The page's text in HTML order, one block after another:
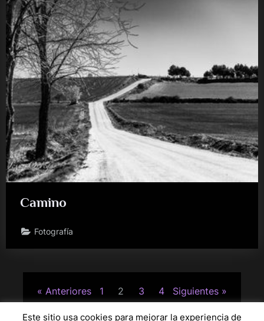
Camino
Fotografía
Paginación
de
Anteriores 1 2 3 4 Siguientes
Este sitio usa cookies para mejorar la experiencia de